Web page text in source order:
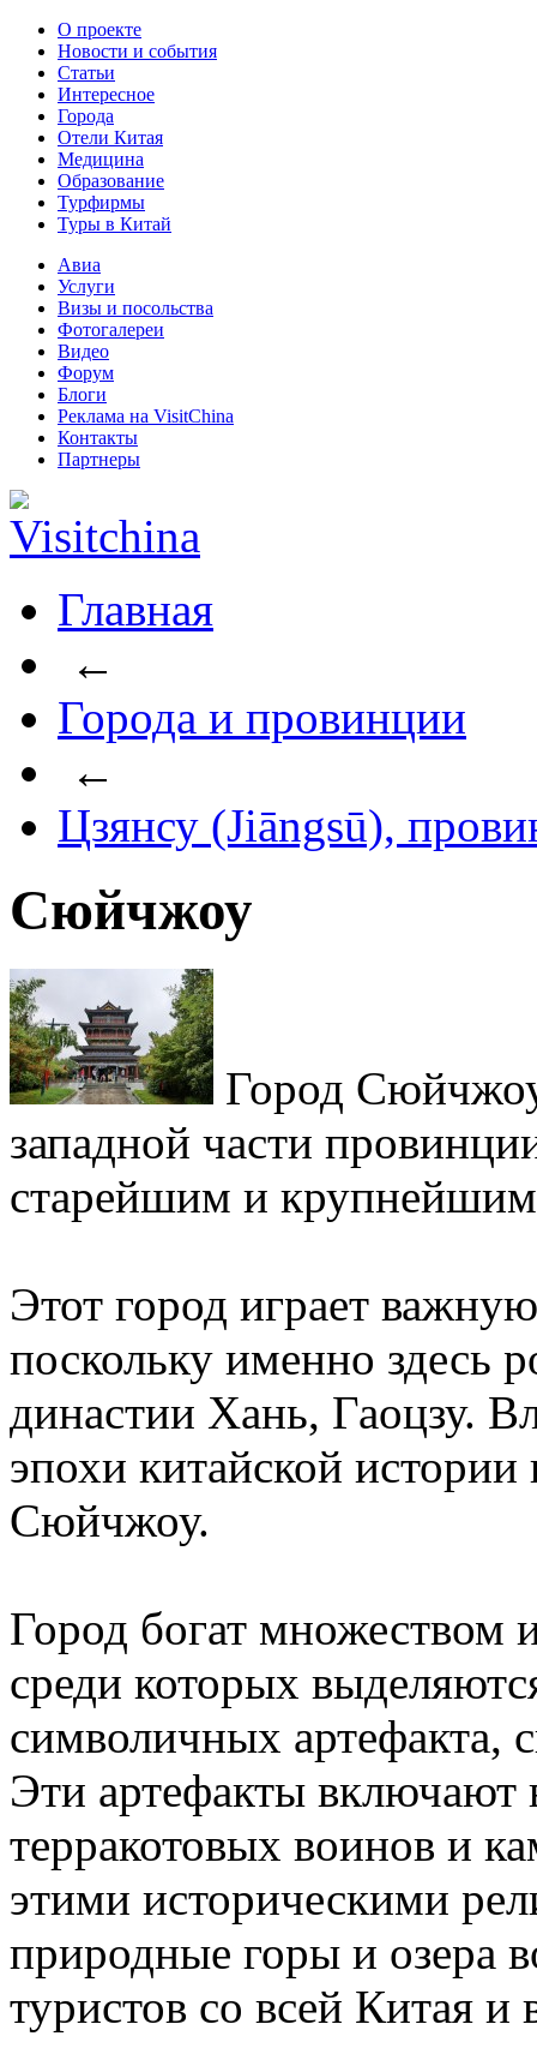
О проекте
Новости и события
Статьи
Интересное
Города
Отели Китая
Медицина
Образование
Турфирмы
Туры в Китай
Авиа
Услуги
Визы и посольства
Фотогалереи
Видео
Форум
Блоги
Реклама на VisitChina
Контакты
Партнеры
Главная
←
Города и провинции
←
Цзянсу (Jiāngsū),
Сюйчжоу
Город
западной части
старейшим и
Этот город играет
поскольку именно здесь
династии Хань, Гаоцзу.
эпохи китайской
Сюйчжоу.
Город богат множеством
среди которых
символичных артефакта,
Эти артефакты включают
терракотовых воинов и
этими историческими
природные горы и озера
туристов со всей Китая и